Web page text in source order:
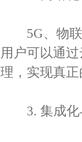
5G、物联
用户可以通
理，实现真
3. 集成化